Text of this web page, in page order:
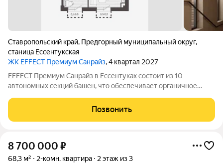
Ставропольский край, Предгорный муниципальный округ,
станица Ессентукская
ЖК EFFECT Премиум Санрайз, 4 квартал 2027
EFFECT Премиум Санрайз в Ессентуках состоит из 10
автономных секций башен, что обеспечивает органичное
оттенках подчеркивает архитектурную аутентичность и
статус проекта. Цветовые акценты остекления
Позвонить
8 700 000 ₽
68,3 м² 2-комн. квартира 2 этаж из 3